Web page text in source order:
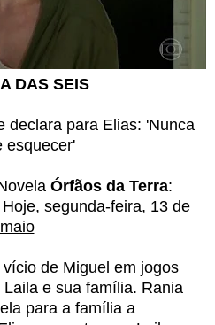
DAS SEIS
declara para Elias: 'Nunca
esquecer'
Órfãos da Terra:
segunda-feira, 13 de
maio
de Miguel em jogos
e sua família. Rania
para a família a